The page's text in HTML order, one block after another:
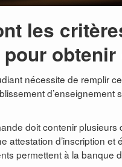
les
nécessite de remplir
d’enseignement
doit contenir plusieurs
attestation d’inscription
permettent à la banque